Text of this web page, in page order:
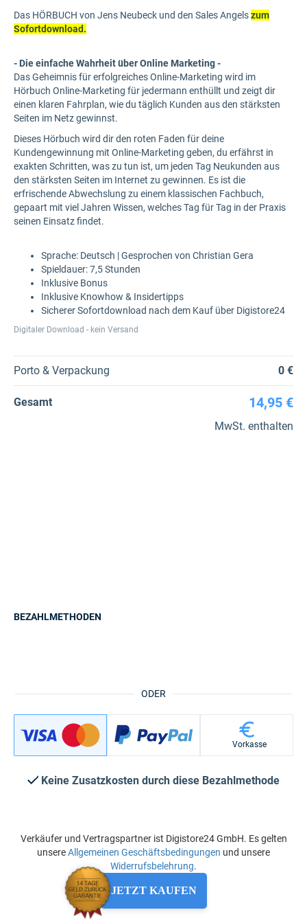
Das HÖRBUCH von Jens Neubeck und den Sales Angelszum
Sofortdownload.
- Die einfache Wahrheit über Online Marketing -
Das Geheimnis für erfolgreiches Online-Marketing wird im
Hörbuch Online-Marketing für jedermann enthüllt und zeigt dir
einen klaren Fahrplan, wie du täglich Kunden aus den stärksten
Seiten im Netz gewinnst.
Dieses Hörbuch wird dir den roten Faden für deine
Kundengewinnung mit Online-Marketing geben, du erfährst in
exakten Schritten, was zu tun ist, um jeden Tag Neukunden aus
den stärksten Seiten im Internet zu gewinnen. Es ist die
erfrischende Abwechslung zu einem klassischen Fachbuch,
gepaart mit viel Jahren Wissen, welches Tag für Tag in der Praxis
seinen Einsatz findet.
Sprache: Deutsch | Gesprochen von Christian Gera
Spieldauer: 7,5 Stunden
Inklusive Bonus
Inklusive Knowhow & Insidertipps
Sicherer Sofortdownload nach dem Kauf über Digistore24
Digitaler Download - kein Versand
Porto & Verpackung 0 €
Gesamt 14,95 €
MwSt. enthalten
ODER
BEZAHLMETHODEN
Vorkasse
Keine Zusatzkosten durch diese Bezahlmethode
Verkäufer und Vertragspartner ist Digistore24 GmbH. Es gelten
unsereAllgemeinen Geschäftsbedingungen und unsere
Widerrufsbelehrung.
JETZT KAUFEN